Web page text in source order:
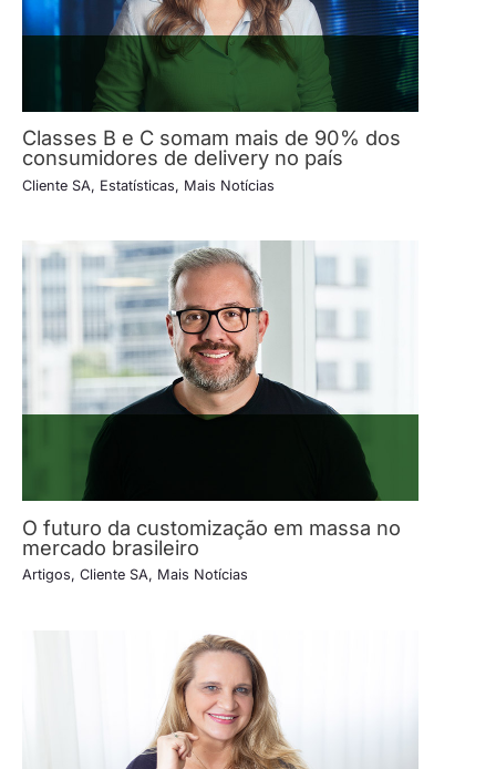
Classes B e C somam mais de 90% dos
consumidores de delivery no país
Cliente SA, Estatísticas, Mais Notícias
O futuro da customização em massa no
mercado brasileiro
Artigos, Cliente SA, Mais Notícias